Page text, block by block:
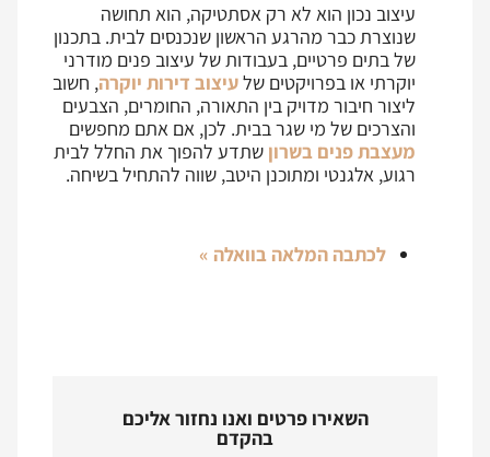
עיצוב נכון הוא לא רק אסתטיקה, הוא תחושה
שנוצרת כבר מהרגע הראשון שנכנסים לבית. בתכנון
של בתים פרטיים, בעבודות של עיצוב פנים מודרני
יוקרתי או בפרויקטים שלעיצוב דירות יוקרה, חשוב
ליצור חיבור מדויק בין התאורה, החומרים, הצבעים
והצרכים של מי שגר בבית. לכן, אם אתם מחפשים
מעצבת פנים בשרון שתדע להפוך את החלל לבית
רגוע, אלגנטי ומתוכנן היטב, שווה להתחיל בשיחה.
לכתבה המלאה בוואלה »
השאירו פרטים ואנו נחזור אליכם
בהקדם